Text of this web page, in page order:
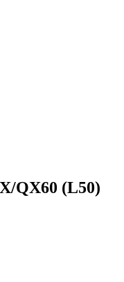
QX60 (L50)